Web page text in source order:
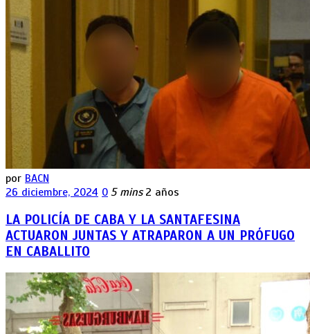
por BACN
26 diciembre, 2024 0 5 mins 2 años
LA POLICÍA DE CABA Y LA SANTAFESINA
ACTUARON JUNTAS Y ATRAPARON A UN PRÓFUGO
EN CABALLITO